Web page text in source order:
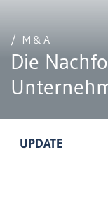
/ M&A
Die
UPDATE